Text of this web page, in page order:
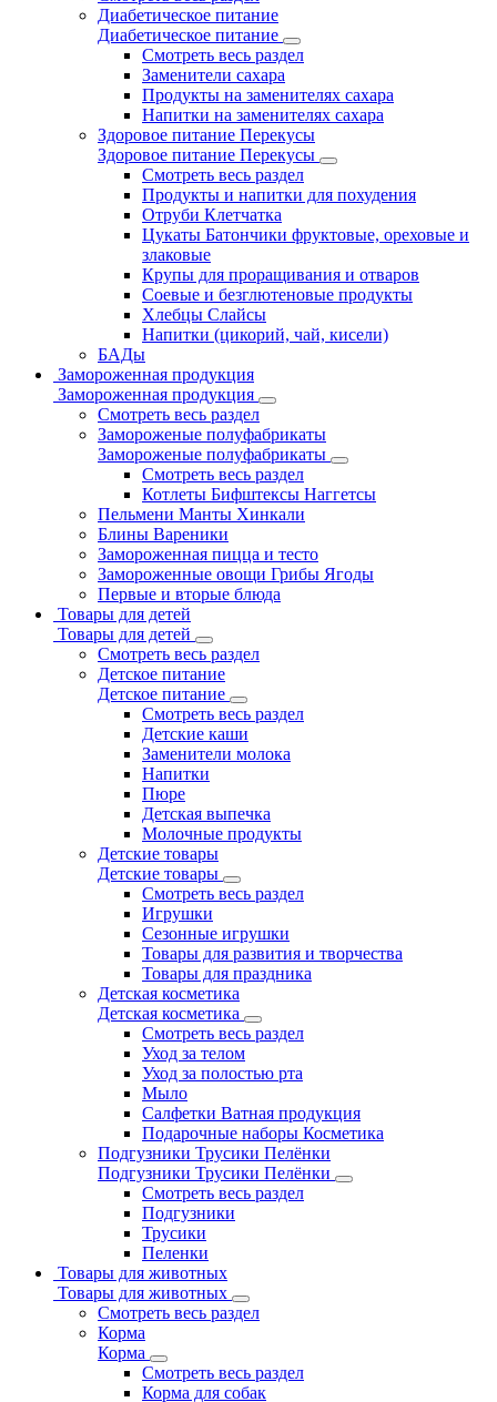
Диабетическое питание
Диабетическое питание
Смотреть весь раздел
Заменители сахара
Продукты на заменителях сахара
Напитки на заменителях сахара
Здоровое питание Перекусы
Здоровое питание Перекусы
Смотреть весь раздел
Продукты и напитки для похудения
Отруби Клетчатка
Цукаты Батончики фруктовые, ореховые и
злаковые
Крупы для проращивания и отваров
Соевые и безглютеновые продукты
Хлебцы Слайсы
Напитки (цикорий, чай, кисели)
БАДы
Замороженная продукция
Замороженная продукция
Смотреть весь раздел
Замороженые полуфабрикаты
Замороженые полуфабрикаты
Смотреть весь раздел
Котлеты Бифштексы Наггетсы
Пельмени Манты Хинкали
Блины Вареники
Замороженная пицца и тесто
Замороженные овощи Грибы Ягоды
Первые и вторые блюда
Товары для детей
Товары для детей
Смотреть весь раздел
Детское питание
Детское питание
Смотреть весь раздел
Детские каши
Заменители молока
Напитки
Пюре
Детская выпечка
Молочные продукты
Детские товары
Детские товары
Смотреть весь раздел
Игрушки
Сезонные игрушки
Товары для развития и творчества
Товары для праздника
Детская косметика
Детская косметика
Смотреть весь раздел
Уход за телом
Уход за полостью рта
Мыло
Салфетки Ватная продукция
Подарочные наборы Косметика
Подгузники Трусики Пелёнки
Подгузники Трусики Пелёнки
Смотреть весь раздел
Подгузники
Трусики
Пеленки
Товары для животных
Товары для животных
Смотреть весь раздел
Корма
Корма
Смотреть весь раздел
Корма для собак